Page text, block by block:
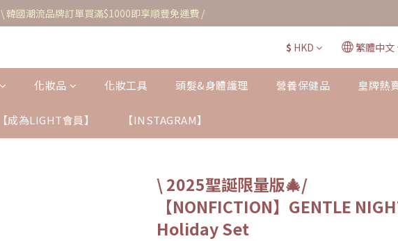
\ 韓國潮流品牌訂單買滿$1000即享順豐免運費 /
$ HKD 繁體中文
化妝品 化妝工具 頭髮&身體護理 營養保健品 皇牌熱
【成為LIGHT會員】 【INSTAGRAM】
\ 2025聖誕限量版🎄/
【NONFICTION】GENTLE
Holiday Set